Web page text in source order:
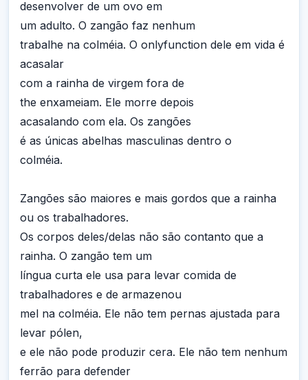
desenvolver de um ovo em
um adulto. O zangão faz nenhum
trabalhe na colméia. O onlyfunction dele em vida é
acasalar
com a rainha de virgem fora de
the enxameiam. Ele morre depois
acasalando com ela. Os zangões
é as únicas abelhas masculinas dentro o
colméia.
Zangões são maiores e mais gordos que a rainha
ou os trabalhadores.
Os corpos deles/delas não são contanto que a
rainha. O zangão tem um
língua curta ele usa para levar comida de
trabalhadores e de armazenou
mel na colméia. Ele não tem pernas ajustada para
levar pólen,
e ele não pode produzir cera. Ele não tem nenhum
ferrão para defender